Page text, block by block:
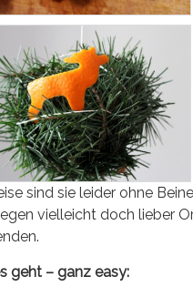
sind sie leider ohne
vielleicht doch lieber
geht – ganz easy: